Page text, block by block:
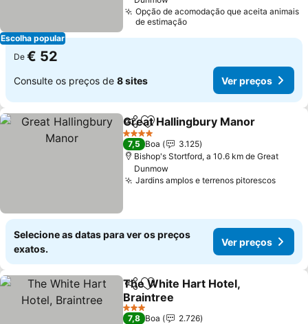
Escolha popular
Opção de acomodação que aceita animais
de estimação
De € 52
Consulte os preços de 8 sites Ver preços
PartilharAdicionar aos favoritos
Great Hallingbury Manor
4 Estrelas
7,5 Boa
3.125
Bishop's Stortford, a 10.6 km de Great
Dunmow
Jardins amplos e terrenos pitorescosVer
Selecione as datas para ver os preços
exatos.
Ver preços
PartilharAdicionar aos favoritos
The White Hart Hotel,
Braintree
Ver preços
3 Estrelas
7,8 Boa
2.726